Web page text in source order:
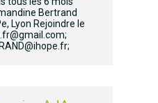
Bertrand
Lyon Rejoindre le